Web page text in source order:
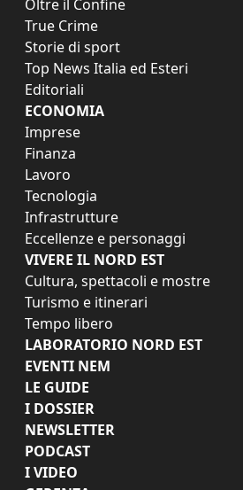
Oltre il Confine
True Crime
Storie di sport
Top News Italia ed Esteri
Editoriali
ECONOMIA
Imprese
Finanza
Lavoro
Tecnologia
Infrastrutture
Eccellenze e personaggi
VIVERE IL NORD EST
Cultura, spettacoli e mostre
Turismo e itinerari
Tempo libero
LABORATORIO NORD EST
EVENTI NEM
LE GUIDE
I DOSSIER
NEWSLETTER
PODCAST
I VIDEO